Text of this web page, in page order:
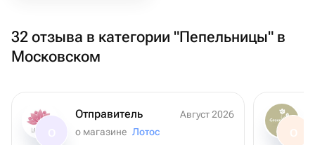
32 отзыва в категории "Пепельницы" в
Московском
Отправитель
Август 2026
о магазине Лотос О